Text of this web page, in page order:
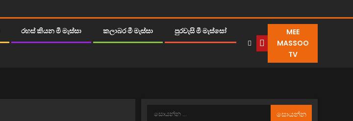
රහස් කියන මී මැස්සා කලාබර මී මැස්සා පුරවැසි මී මැස්සෝ
MEE
MASSOO
TV